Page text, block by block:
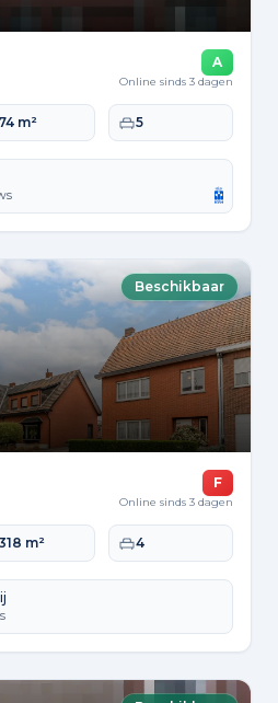
A
Online sinds 3 dagen
74 m² Slaapkamers
5
Beschikbaar
F
Online sinds 3 dagen
m² Slaapkamers
4